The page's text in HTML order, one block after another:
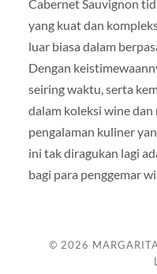
Cabernet Sauvignon
yang kuat dan
luar biasa dalam
Dengan
seiring waktu, serta
dalam koleksi wine
pengalaman kuliner
ini tak diragukan lagi
bagi para penggemar
© 2026